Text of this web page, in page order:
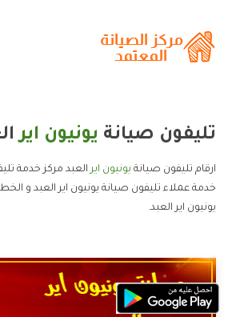
تليفون صيانة يونيون اير
ارقام تليفون صيانة يونيون ايرالعبد مركز خدمة
خدمة عملاء تليفون صيانة يونيون اير العبد و
يونيون اير العبد.